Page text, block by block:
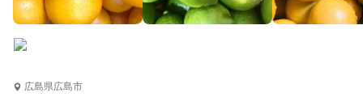
広島県広島市